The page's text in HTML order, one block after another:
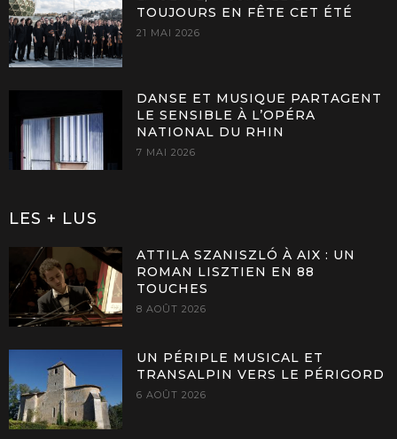
TOUJOURS EN FÊTE CET ÉTÉ
21 MAI 2026
DANSE ET MUSIQUE PARTAGENT
LE SENSIBLE À L’OPÉRA
NATIONAL DU RHIN
7 MAI 2026
LES + LUS
ATTILA SZANISZLÓ À AIX : UN
ROMAN LISZTIEN EN 88
TOUCHES
8 AOÛT 2026
UN PÉRIPLE MUSICAL ET
TRANSALPIN VERS LE PÉRIGORD
6 AOÛT 2026